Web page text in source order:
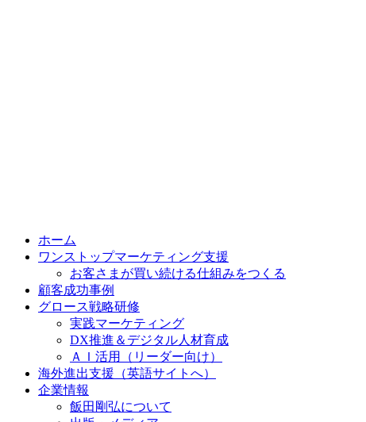
content
ホーム
ワンストップマーケティング支援
お客さまが買い続ける仕組みをつくる
顧客成功事例
グロース戦略研修
実践マーケティング
DX推進＆デジタル人材育成
ＡＩ活用（リーダー向け）
海外進出支援（英語サイトへ）
企業情報
飯田剛弘について